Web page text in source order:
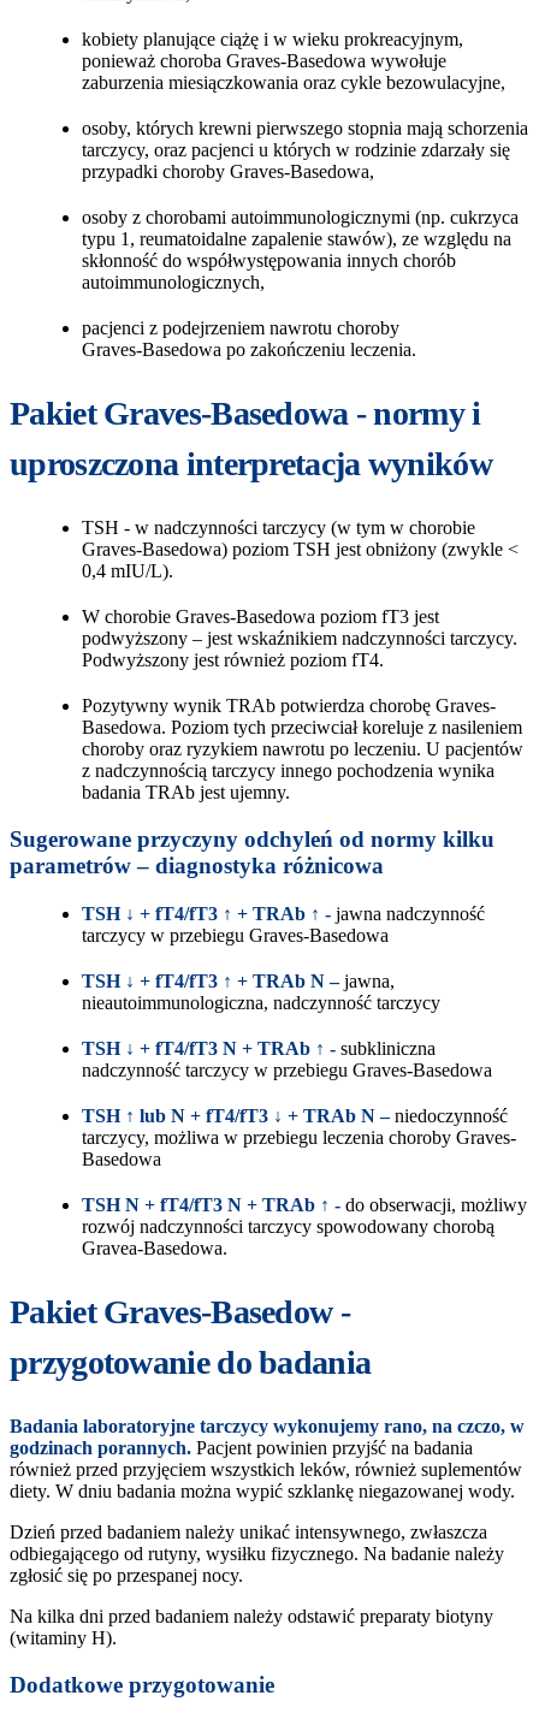
kobiety planujące ciążę i w wieku prokreacyjnym,
ponieważ choroba Graves-Basedowa wywołuje
zaburzenia miesiączkowania oraz cykle bezowulacyjne,
osoby, których krewni pierwszego stopnia mają schorzenia
tarczycy, oraz pacjenci u których w rodzinie zdarzały się
przypadki choroby Graves-Basedowa,
osoby z chorobami autoimmunologicznymi (np. cukrzyca
typu 1, reumatoidalne zapalenie stawów), ze względu na
skłonność do współwystępowania innych chorób
autoimmunologicznych,
pacjenci z podejrzeniem nawrotu choroby
Graves‑Basedowa po zakończeniu leczenia.
Pakiet Graves-Basedowa - normy i
uproszczona interpretacja wyników
TSH - w nadczynności tarczycy (w tym w chorobie
Graves‑Basedowa) poziom TSH jest obniżony (zwykle <
0,4 mIU/L).
W chorobie Graves‑Basedowa poziom fT3 jest
podwyższony – jest wskaźnikiem nadczynności tarczycy.
Podwyższony jest również poziom fT4.
Pozytywny wynik TRAb potwierdza chorobę Graves-
Basedowa. Poziom tych przeciwciał koreluje z nasileniem
choroby oraz ryzykiem nawrotu po leczeniu. U pacjentów
z nadczynnością tarczycy innego pochodzenia wynika
badania TRAb jest ujemny.
Sugerowane przyczyny odchyleń od normy kilku
parametrów – diagnostyka różnicowa
TSH ↓ + fT4/fT3 ↑ + TRAb ↑ - jawna nadczynność
tarczycy w przebiegu Graves-Basedowa
TSH ↓ + fT4/fT3 ↑ + TRAb N –jawna,
nieautoimmunologiczna, nadczynność tarczycy
TSH ↓ + fT4/fT3 N + TRAb ↑ - subkliniczna
nadczynność tarczycy w przebiegu Graves-Basedowa
TSH ↑ lub N + fT4/fT3 ↓ + TRAb N –niedoczynność
tarczycy, możliwa w przebiegu leczenia choroby Graves-
Basedowa
TSH N + fT4/fT3 N + TRAb ↑ - do obserwacji, możliwy
rozwój nadczynności tarczycy spowodowany chorobą
Gravea-Basedowa.
Pakiet Graves-Basedow -
przygotowanie do badania
Badania laboratoryjne tarczycy wykonujemy rano, na czczo, w
godzinach porannych. Pacjent powinien przyjść na badania
również przed przyjęciem wszystkich leków, również suplementów
diety. W dniu badania można wypić szklankę niegazowanej wody.
Dzień przed badaniem należy unikać intensywnego, zwłaszcza
odbiegającego od rutyny, wysiłku fizycznego. Na badanie należy
zgłosić się po przespanej nocy.
Na kilka dni przed badaniem należy odstawić preparaty biotyny
(witaminy H).
Dodatkowe przygotowanie